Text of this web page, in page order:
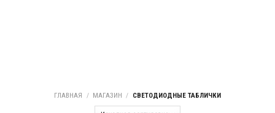
ГЛАВНАЯ / МАГАЗИН / СВЕТОДИОДНЫЕ ТАБЛИЧКИ